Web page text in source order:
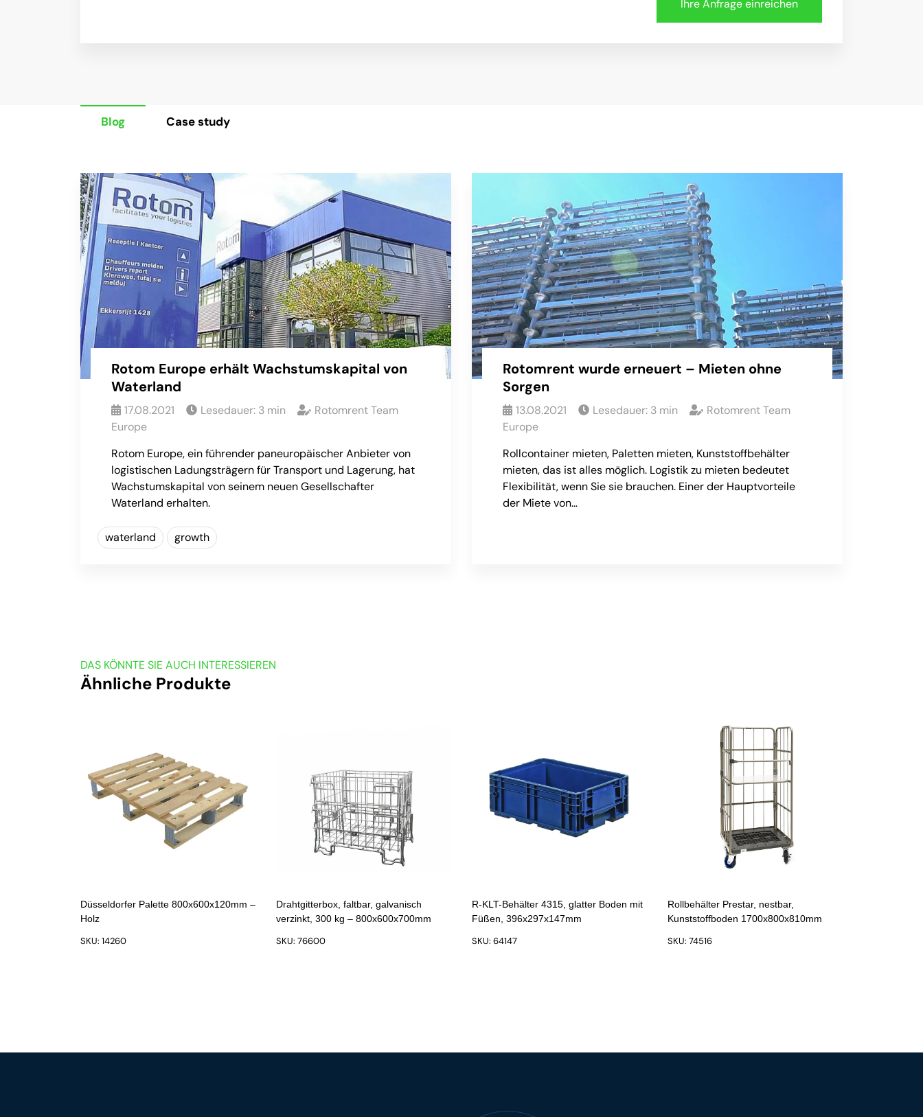
Blog Case study
Rotom Europe erhält Wachstumskapital von
Waterland
17.08.2021 Lesedauer: 3 min
Rotomrent Team
Europe
Rotom Europe, ein führender paneuropäischer Anbieter von
logistischen Ladungsträgern für Transport und Lagerung, hat
Wachstumskapital von seinem neuen Gesellschafter
Waterland erhalten.
waterland growth
Rotomrent wurde erneuert – Mieten ohne
Sorgen
13.08.2021 Lesedauer: 3 min
Rotomrent Team
Europe
Rollcontainer mieten, Paletten mieten, Kunststoffbehälter
mieten, das ist alles möglich. Logistik zu mieten bedeutet
Flexibilität, wenn Sie sie brauchen. Einer der Hauptvorteile
der Miete von…
DAS KÖNNTE SIE AUCH INTERESSIEREN
Ähnliche Produkte
Düsseldorfer Palette 800x600x120mm –
Holz
SKU: 14260
Drahtgitterbox, faltbar, galvanisch
verzinkt, 300 kg – 800x600x700mm
SKU: 76600
R-KLT-Behälter 4315, glatter Boden mit
Füßen, 396x297x147mm
SKU: 64147
Rollbehälter Prestar, nestbar,
Kunststoffboden 1700x800x810mm
SKU: 74516